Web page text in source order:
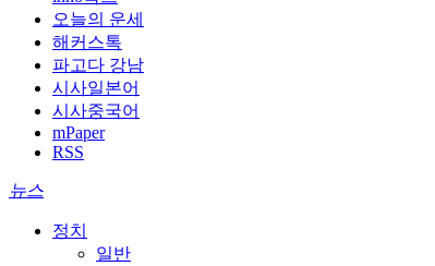
오늘의 운세
해커스톡
파고다 강남
시사일본어
시사중국어
mPaper
RSS
뉴스
정치
일반